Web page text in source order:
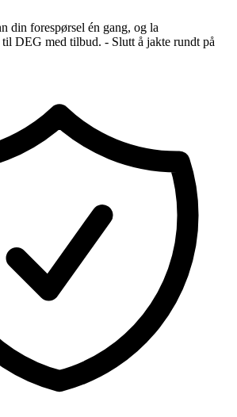
din forespørsel én gang, og la
DEG med tilbud. - Slutt å jakte rundt på